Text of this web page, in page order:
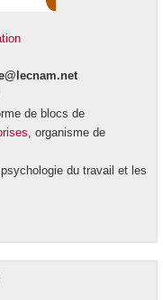
de blocs de
, organisme de
du travail et les